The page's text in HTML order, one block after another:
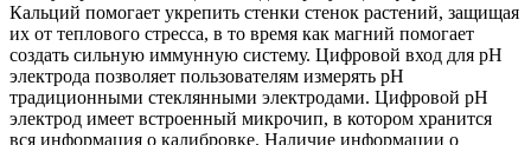
Кальций помогает укрепить стенки стенок растений, защищая
их от теплового стресса, в то время как магний помогает
создать сильную иммунную систему. Цифровой вход для pH
электрода позволяет пользователям измерять рН
традиционными стеклянными электродами. Цифровой pH
электрод имеет встроенный микрочип, в котором хранится
вся информация о калибровке. Наличие информации о